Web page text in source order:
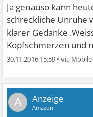
Ja genauso kann
schreckliche Unruhe
klarer Gedanke
Kopfschmerzen und
30.11.2016 15:59 •
A